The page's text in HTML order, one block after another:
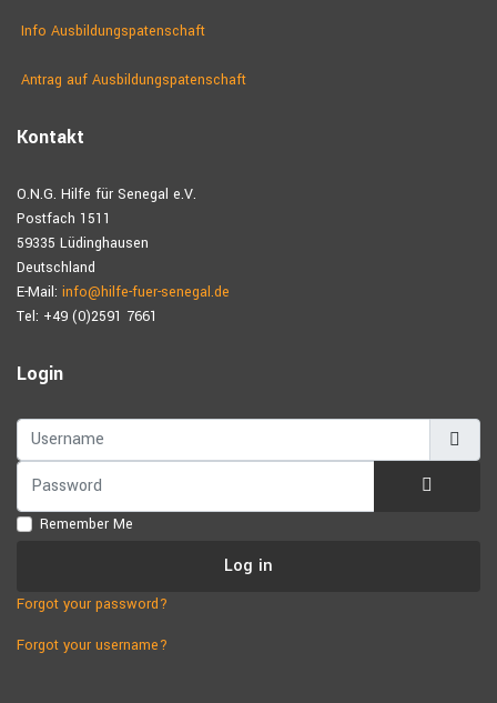
Info Ausbildungspatenschaft
Antrag auf Ausbildungs­patenschaft
Kontakt
O.N.G. Hilfe für Senegal e.V.
Postfach 1511
59335 Lüdinghausen
Deutschland
E-Mail: info@hilfe-fuer-senegal.de
Tel: +49 (0)2591 7661
Login
Username
Password
Remember Me
Log in
Forgot your password?
Forgot your username?